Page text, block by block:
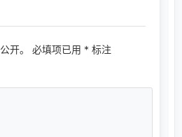
开。 必填项已用 * 标注